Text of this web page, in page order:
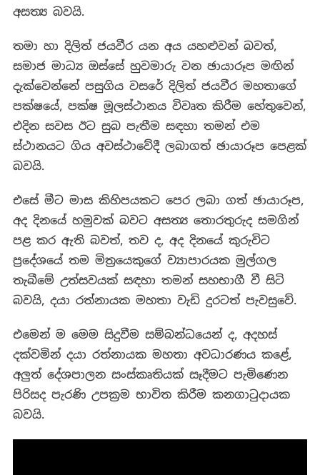
අසත්‍ය බවයි.
තමා හා දිලිත් ජයවීර යන අය යහළුවන් බවත්,
සමාජ මාධ්‍ය ඔස්සේ හුවමාරු වන ඡායාරූප මඟින්
දැක්වෙන්නේ පසුගිය වසරේ දිලිත් ජයවීර මහතාගේ
පක්ෂයේ, පක්ෂ මූලස්ථානය විවෘත කිරීම හේතුවෙන්,
එදින සවස ඊට සුබ පැතීම සඳහා තමන් එම
ස්ථානයට ගිය අවස්ථාවේදී ලබාගත් ඡායාරූප පෙළක්
බවයි.
එසේ මීට මාස කිහිපයකට පෙර ලබා ගත් ඡායාරූප,
අද දිනයේ හමුවක් බවට අසත්‍ය තොරතුරුද සමගින්
පළ කර ඇති බවත්, තව ද, අද දිනයේ කුරුවිට
ප්‍රදේශයේ තම මිත්‍රයෙකුගේ ව්‍යාපාරයක මුල්ගල
තැබීමේ උත්සවයක් සඳහා තමන් සහභාගී වී සිටි
බවයි, දයා රත්නායක මහතා වැඩි දුරටත් පැවසුවේ.
එමෙන් ම මෙම සිදුවීම සම්බන්ධයෙන් ද, අදහස්
දක්වමින් දයා රත්නායක මහතා අවධාරණය කළේ,
අලුත් දේශපාලන සංස්කෘතියක් සෑදීමට පැමිණෙන
පිරිසද පැරණි උපක්‍රම භාවිත කිරීම කනගාටුදායක
බවයි.